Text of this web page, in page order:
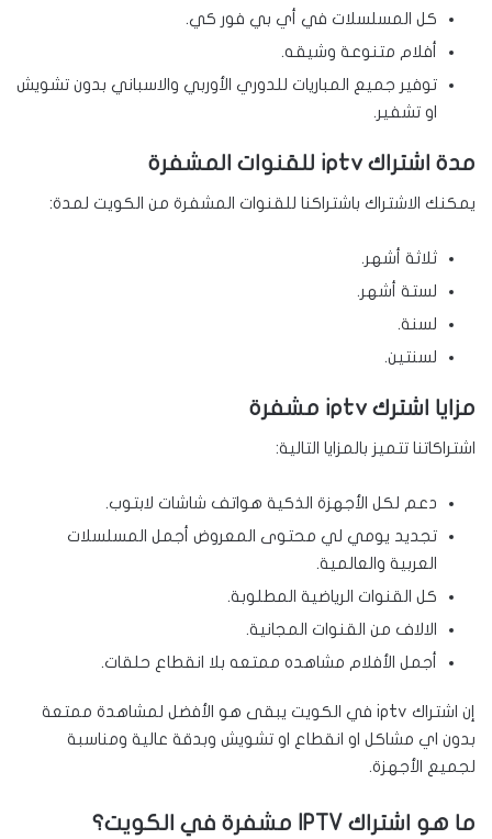
كل المسلسلات في أي بي فور كي.
أفلام متنوعة وشيقه.
توفير جميع المباريات للدوري الأوربي والاسباني بدون تشويش
او تشفير.
مدة اشتراك iptv للقنوات المشفرة
يمكنك الاشتراك باشتراكنا للقنوات المشفرة من الكويت لمدة:
ثلاثة أشهر.
لستة أشهر.
لسنة.
لسنتين.
مزايا اشترك iptv مشفرة
اشتراكاتنا تتميز بالمزايا التالية:
دعم لكل الأجهزة الذكية هواتف شاشات لابتوب.
تجديد يومي لي محتوى المعروض أجمل المسلسلات
العربية والعالمية.
كل القنوات الرياضية المطلوبة.
الالاف من القنوات المجانية.
أجمل الأفلام مشاهده ممتعه بلا انقطاع حلقات.
إن اشتراك iptv في الكويت يبقى هو الأفضل لمشاهدة ممتعة
بدون اي مشاكل او انقطاع او تشويش وبدقة عالية ومناسبة
لجميع الأجهزة.
ما هو اشتراك IPTV مشفرة في الكويت؟